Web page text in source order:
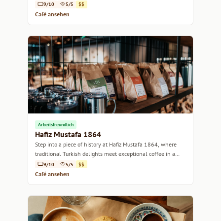
9/10 5/5 $$
Café ansehen
Arbeitsfreundlich
Hafiz Mustafa 1864
Step into a piece of history at Hafiz Mustafa 1864, where
traditional Turkish delights meet exceptional coffee in a
charming atmosphere.
9/10 5/5 $$
Café ansehen